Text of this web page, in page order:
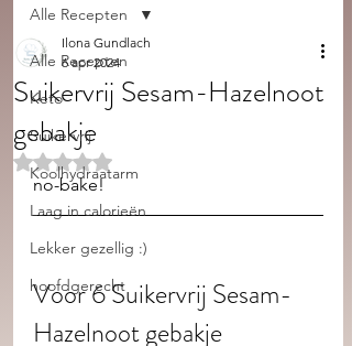
Alle Recepten
Keto
Suikervrij
Koolhydraatarm
Laag in calorieën
Lekker gezellig :)
hoofdgerecht
Alle Recepten
Suikervrij Sesam-Hazelnoot
gebakje
Ilona Gundlach
6 apr 2024
Beoordeeld met NaN uit 5 sterren.
no-bake!
Voor 6 Suikervrij Sesam-
Hazelnoot gebakje